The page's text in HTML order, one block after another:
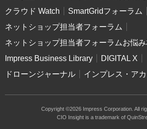
クラウド Watch
SmartGridフォーラム
ネットショップ担当者フォーラム
ネットショップ担当者フォーラムお悩
Impress Business Library
DIGITAL X
ドローンジャーナル
インプレス・ア
Copyright ©2026 Impress Corporation. All
CIO Insight is a trademark of